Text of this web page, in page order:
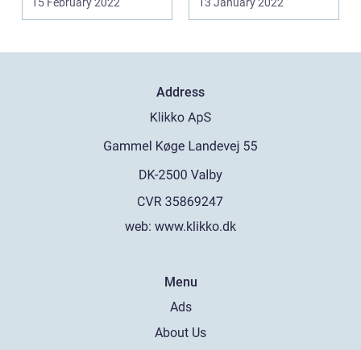
Address
web: www.klikko.dk
Menu
Ads
About Us